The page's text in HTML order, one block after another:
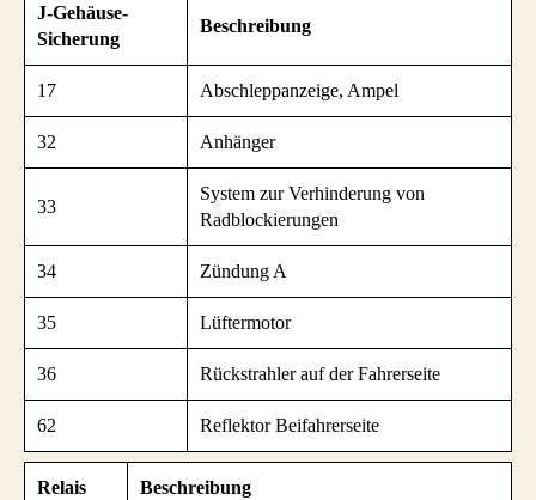
J-Gehäuse-
Sicherung
Beschreibung
17 Abschleppanzeige, Ampel
32 Anhänger
33
System zur Verhinderung von
Radblockierungen
34 Zündung A
35 Lüftermotor
36 Rückstrahler auf der Fahrerseite
62 Reflektor Beifahrerseite
Relais Beschreibung